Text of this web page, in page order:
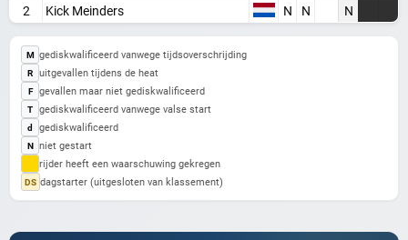
2
Kick Meinders N N N
M gediskwalificeerd vanwege tijdsoverschrijding
R uitgevallen tijdens de heat
F gevallen maar niet gediskwalificeerd
T gediskwalificeerd vanwege valse start
d gediskwalificeerd
N niet gestart
rijder heeft een waarschuwing gekregen
DS dagstarter (uitgesloten van klassement)